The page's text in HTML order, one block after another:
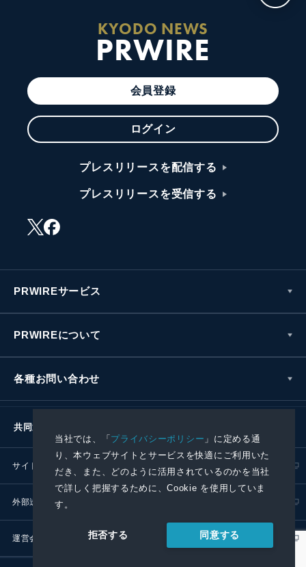
当社では、「プライバシーポリシー 」に定める通
り、本ウェブサイトとサービスを快適にご利用いた
だき、また、どのように活用されているのかを当社
で詳しく把握するために、Cookie を使用していま
す。
拒否する 同意する
KYODO NEWS
PRWIRE
会員登録
ログイン
プレスリリースを配信する
プレスリリースを受信する
PRWIREサービス
PRWIREについて
各種お問い合わせ
共同通信社グループ
サイトポリシー プライバシーポリシー
外部送信ポリシー
運営会社